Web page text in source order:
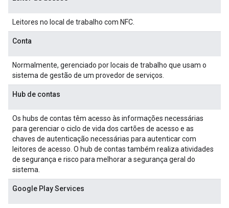
Leitores no local de trabalho com NFC.
Conta
Normalmente, gerenciado por locais de trabalho que usam o
sistema de gestão de um provedor de serviços.
Hub de contas
Os hubs de contas têm acesso às informações necessárias
para gerenciar o ciclo de vida dos cartões de acesso e as
chaves de autenticação necessárias para autenticar com
leitores de acesso. O hub de contas também realiza atividades
de segurança e risco para melhorar a segurança geral do
sistema.
Google Play Services